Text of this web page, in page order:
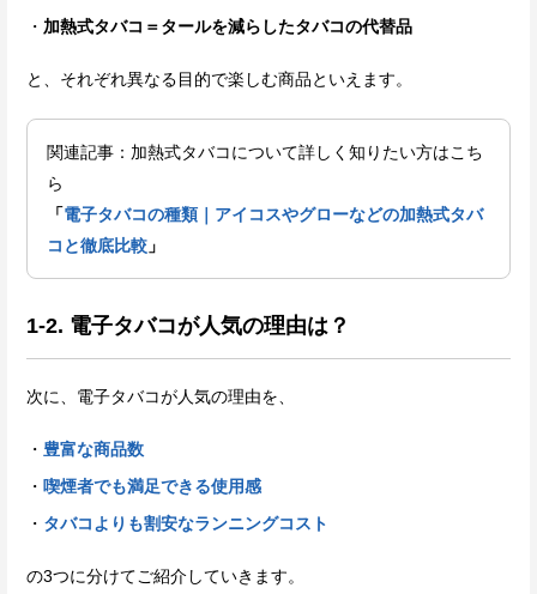
加熱式タバコ＝タールを減らしたタバコの代替品
と、それぞれ異なる目的で楽しむ商品といえます。
関連記事：加熱式タバコについて詳しく知りたい方はこち
ら
「電子タバコの種類｜アイコスやグローなどの加熱式タバ
コと徹底比較 」
1-2. 電子タバコが人気の理由は？
次に、電子タバコが人気の理由を、
豊富な商品数
喫煙者でも満足できる使用感
タバコよりも割安なランニングコスト
の3つに分けてご紹介していきます。